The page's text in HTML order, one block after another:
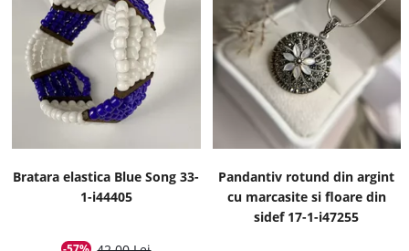
Bratara elastica Blue Song 33-
1-i44405
Pandantiv rotund din argint
cu marcasite si floare din
sidef 17-1-i47255